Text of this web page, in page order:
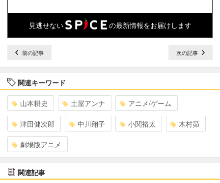
見逃せない の最新情報をお届けします
前の記事 次の記事
関連キーワード
山本耕史 土屋アンナ アニメ/ゲーム
津田健次郎 中川翔子 小関裕太 木村昴
劇場版アニメ
関連記事